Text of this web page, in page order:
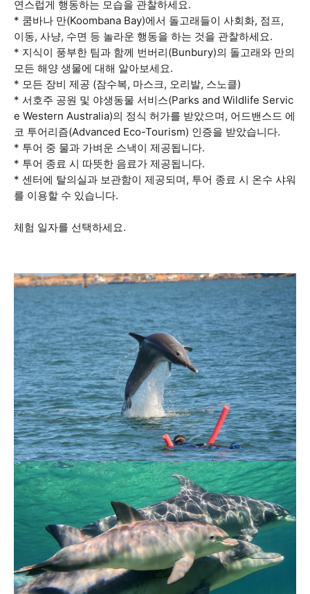
연스럽게 행동하는 모습을 관찰하세요.
* 쿰바나 만(Koombana Bay)에서 돌고래들이 사회화, 점프,
이동, 사냥, 수면 등 놀라운 행동을 하는 것을 관찰하세요.
* 지식이 풍부한 팀과 함께 번버리(Bunbury)의 돌고래와 만의
모든 해양 생물에 대해 알아보세요.
* 모든 장비 제공 (잠수복, 마스크, 오리발, 스노클)
* 서호주 공원 및 야생동물 서비스(Parks and Wildlife Servic
e Western Australia)의 정식 허가를 받았으며, 어드밴스드 에
코 투어리즘(Advanced Eco-Tourism) 인증을 받았습니다.
* 투어 중 물과 가벼운 스낵이 제공됩니다.
* 투어 종료 시 따뜻한 음료가 제공됩니다.
* 센터에 탈의실과 보관함이 제공되며, 투어 종료 시 온수 샤워
를 이용할 수 있습니다.
체험 일자를 선택하세요.